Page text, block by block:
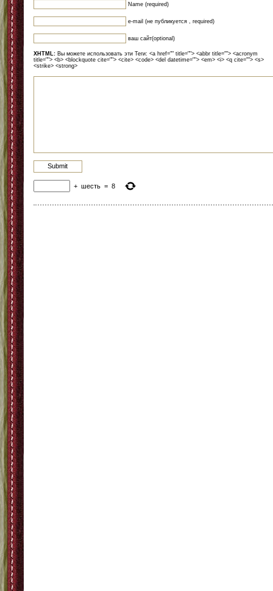
Name (required)
e-mail (не публикуется , required)
ваш сайт(optional)
XHTML: Вы можете использовать эти Теги: <a href="" title=""> <abbr title=""> <acronym
title=""> <b> <blockquote cite=""> <cite> <code> <del datetime=""> <em> <i> <q cite=""> <s>
<strike> <strong>
+ шесть = 8